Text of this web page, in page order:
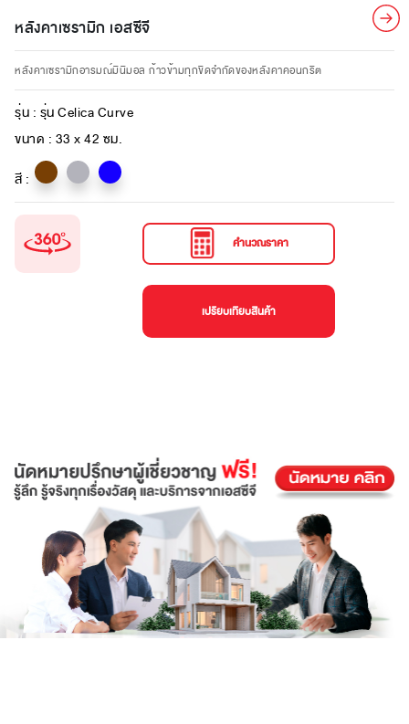
หลังคาเซรามิก เอสซีจี
หลังคาเซรามิกอารมณ์มินิมอล ก้าวข้ามทุกขีดจำกัดของหลังคาคอนกรีต
รุ่น : รุ่น Celica Curve
ขนาด : 33 x 42 ซม.
สี :
คำนวณราคา
เปรียบเทียบสินค้า